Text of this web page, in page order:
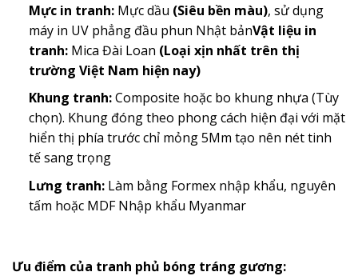
Mực in tranh:Mực dầu (Siêu bền màu), sử dụng
máy in UV phẳng đầu phun Nhật bảnVật liệu in
tranh:Mica Đài Loan (Loại xịn nhất trên thị
trường Việt Nam hiện nay)
Khung tranh:Composite hoặc bo khung nhựa (Tùy
chọn). Khung đóng theo phong cách hiện đại với mặt
hiển thị phía trước chỉ mỏng 5Mm tạo nên nét tinh
tế sang trọng
Lưng tranh:Làm bằng Formex nhập khẩu, nguyên
tấm hoặc MDF Nhập khẩu Myanmar
Ưu điểm của tranh phủ bóng tráng gương: